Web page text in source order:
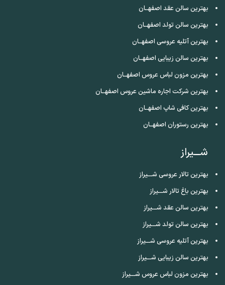
بهترین سالن عقد اصفهــان
بهترین سالن تولد اصفهــان
بهترین آتلیه عروسی اصفهــان
بهترین سالن زیبایی اصفهــان
بهترین مزون لباس عروس اصفهــان
بهترین شرکت اجاره ماشین عروس اصفهــان
بهترین کافی شاپ اصفهــان
بهترین رستوران اصفهــان
شـــیراز
بهترین تالار عروسی شـــیراز
بهترین باغ تالار شـــیراز
بهترین سالن عقد شـــیراز
بهترین سالن تولد شـــیراز
بهترین آتلیه عروسی شـــیراز
بهترین سالن زیبایی شـــیراز
بهترین مزون لباس عروس شـــیراز